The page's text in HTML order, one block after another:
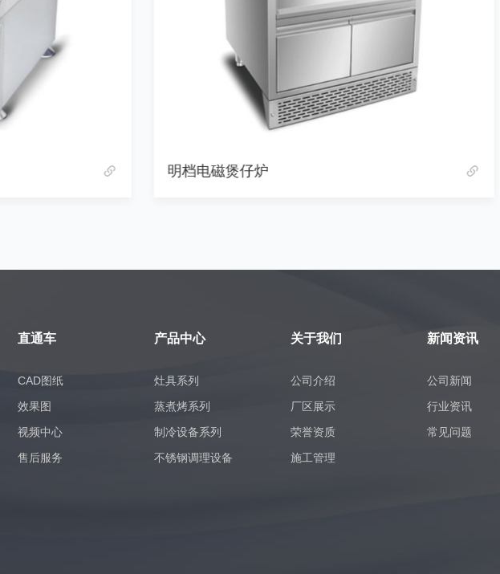
明档电磁煲仔炉
直通车
CAD图纸
效果图
视频中心
售后服务
产品中心
灶具系列
蒸煮烤系列
制冷设备系列
不锈钢调理设备
关于我们
公司介绍
厂区展示
荣誉资质
施工管理
新闻资讯
公司新闻
行业资讯
常见问题